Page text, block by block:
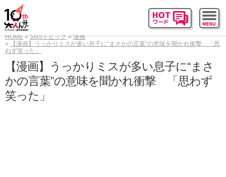
HOME SNSトピック
漫画
【漫画】うっかりミスが多い息子に“まさかの言葉”の意味を聞かれ衝撃 「思
わず笑った」
【漫画】うっかりミスが多い息子に“まさ
かの言葉”の意味を聞かれ衝撃 「思わず
笑った」